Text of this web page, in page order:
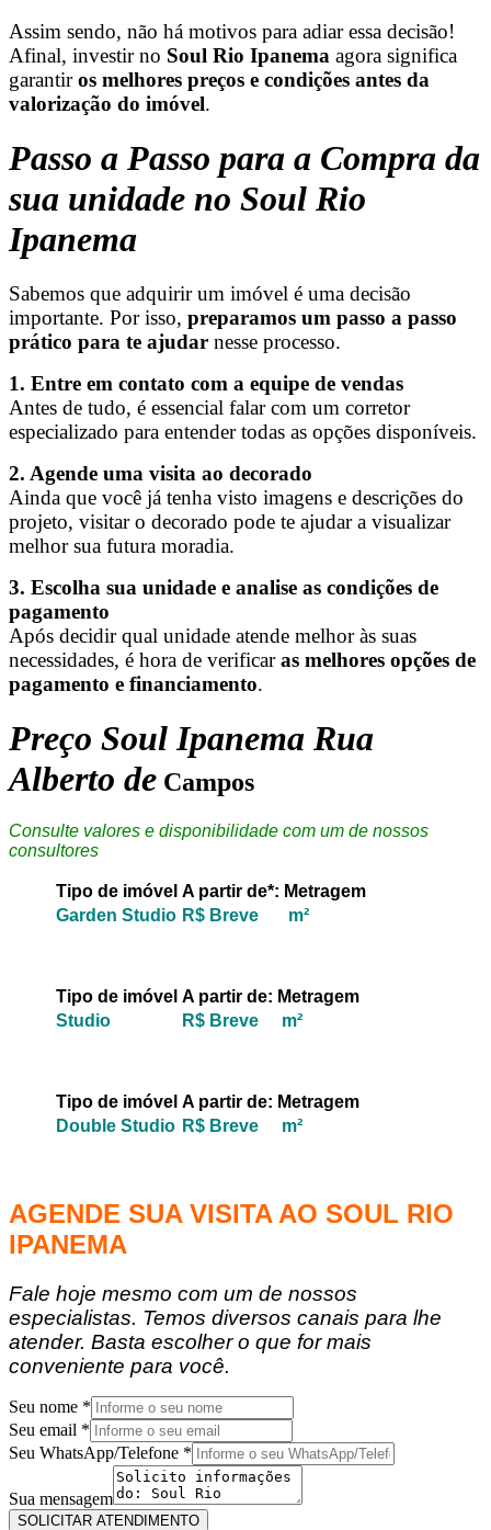
Assim sendo, não há motivos para adiar essa decisão!
Afinal, investir no Soul Rio Ipanema agora significa
garantiros melhores preços e condições antes da
valorização do imóvel.
Passo a Passo para a Compra da
sua unidade no Soul Rio
Ipanema
Sabemos que adquirir um imóvel é uma decisão
importante. Por isso, preparamos um passo a passo
prático para te ajudar nesse processo.
1. Entre em contato com a equipe de vendas
Antes de tudo, é essencial falar com um corretor
especializado para entender todas as opções disponíveis.
2. Agende uma visita ao decorado
Ainda que você já tenha visto imagens e descrições do
projeto, visitar o decorado pode te ajudar a visualizar
melhor sua futura moradia.
3. Escolha sua unidade e analise as condições de
pagamento
Após decidir qual unidade atende melhor às suas
necessidades, é hora de verificaras melhores opções de
pagamento e financiamento.
Preço Soul Ipanema Rua
Alberto de Campos
Consulte valores e disponibilidade com um de nossos
consultores
Tipo de imóvel A partir de*: Metragem
Garden Studio R$ Breve m²
Tipo de imóvel A partir de: Metragem
Studio
R$ Breve m²
Tipo de imóvel A partir de: Metragem
Double Studio R$ Breve m²
AGENDE SUA VISITA AO SOUL RIO
IPANEMA
Fale hoje mesmo com um de nossos
especialistas. Temos diversos canais para lhe
atender. Basta escolher o que for mais
conveniente para você.
Seu nome *
Seu email *
Seu WhatsApp/Telefone *
WhatsApp/Telefone
email
Seu
Sua mensagem
SOLICITAR ATENDIMENTO